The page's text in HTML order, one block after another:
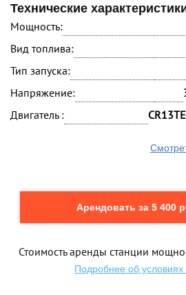
Технические
Мощность:
Вид топлива:
Тип запуска:
Напряжение:
Двигатель :
Арендовать за 5 400
Стоимость аренды станции
Подробнее об